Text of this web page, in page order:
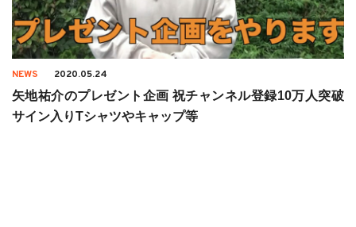
NEWS 2020.05.24
矢地祐介のプレゼント企画 祝チャンネル登録10万人突破
サイン入りTシャツやキャップ等